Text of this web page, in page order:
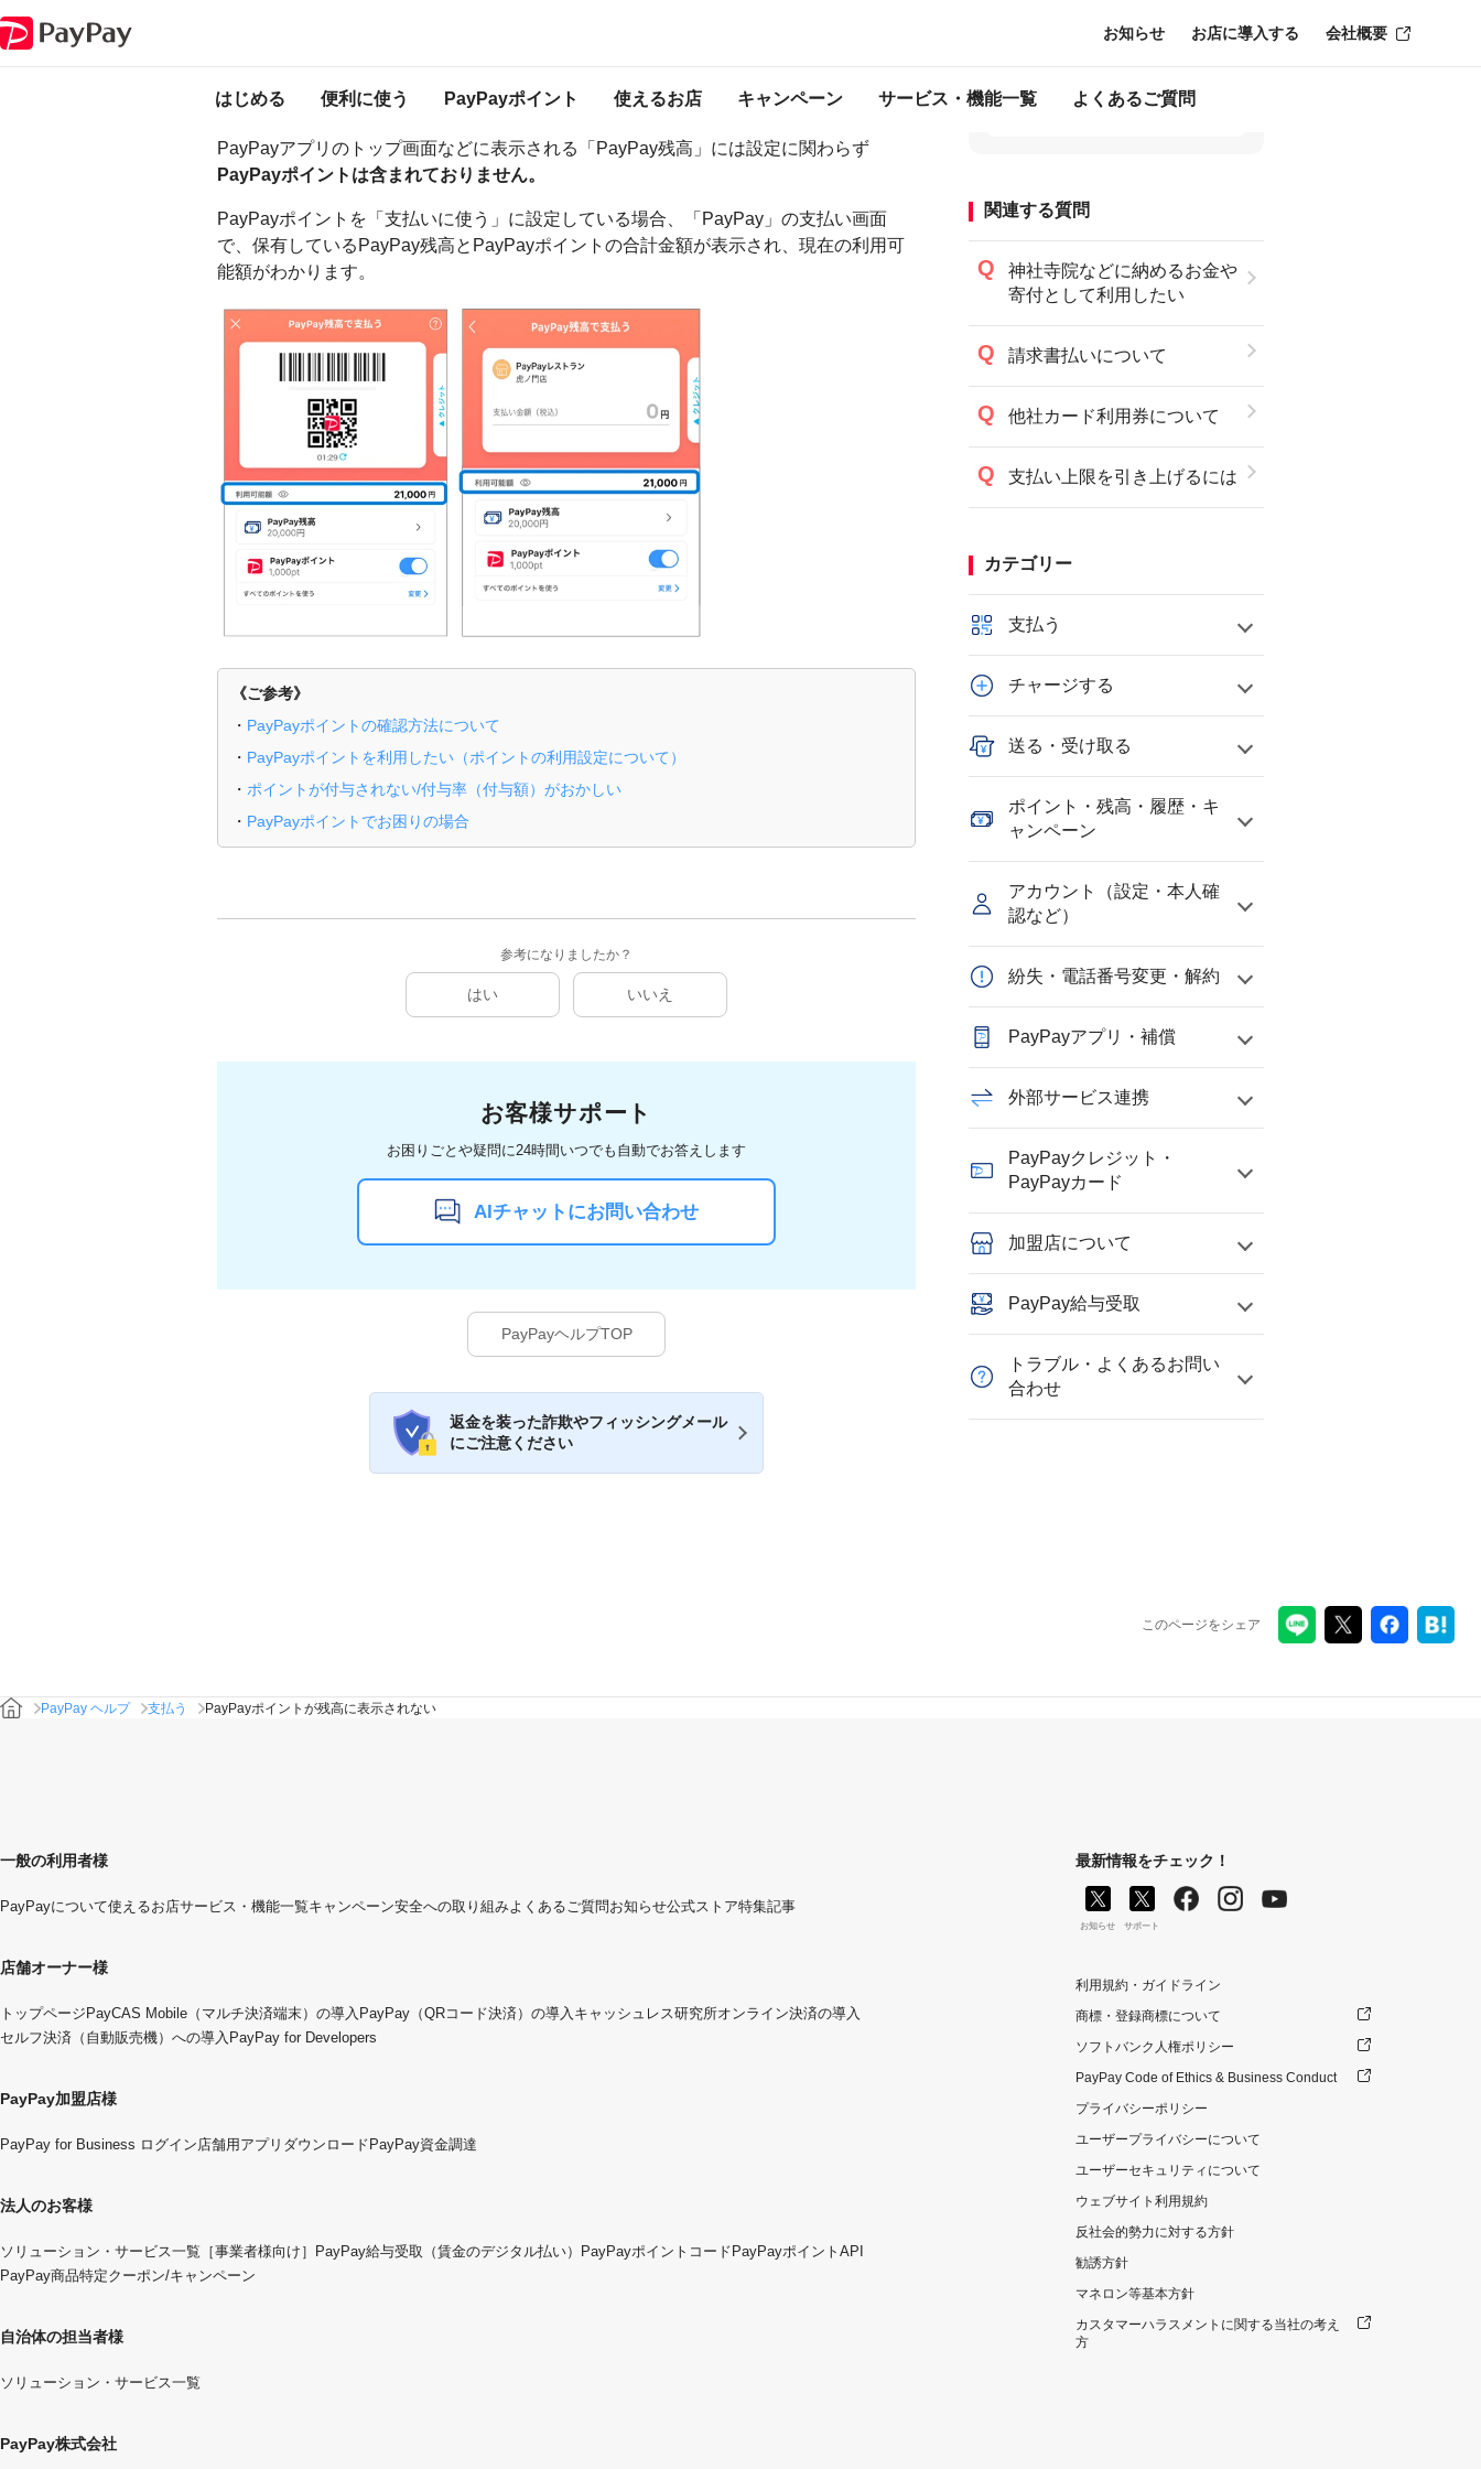
はじめる 便利に使う PayPayポイント 使えるお店 キャンペーン サービス・機能一覧 よくあるご質問
お知らせ お店に導入する 会社概要
PayPayポイントが残高に表示されない
PayPayアプリのトップ画面などに表示される「PayPay残高」には設定に関わらず
PayPayポイントは含まれておりません。
PayPayポイントを「支払いに使う」に設定している場合、「PayPay」の支払い画面
で、保有しているPayPay残高とPayPayポイントの合計金額が表示され、現在の利用可
能額がわかります。
《ご参考》
・ PayPayポイントの確認方法について
・ PayPayポイントを利用したい（ポイントの利用設定について）
・ ポイントが付与されない/付与率（付与額）がおかしい
・ PayPayポイントでお困りの場合
参考になりましたか？
はい いいえ
お客様サポート
お困りごとや疑問に24時間いつでも自動でお答えします
AIチャットにお問い合わせ
PayPayヘルプTOP
返金を装った詐欺やフィッシングメール
にご注意ください
関連する質問
神社寺院などに納めるお金や
寄付として利用したい
請求書払いについて
他社カード利用券について
支払い上限を引き上げるには
カテゴリー
支払う
チャージする
送る・受け取る
ポイント・残高・履歴・キ
ャンペーン
アカウント（設定・本人確
認など）
紛失・電話番号変更・解約
PayPayアプリ・補償
外部サービス連携
PayPayクレジット・
PayPayカード
加盟店について
PayPay給与受取
トラブル・よくあるお問い
合わせ
このページをシェア
PayPay ヘルプ 支払う PayPayポイントが残高に表示されない
一般の利用者様
PayPayについて使えるお店サービス・機能一覧キャンペーン安全への取り組みよくあるご質問お知らせ公式ストア特集記事
店舗オーナー様
トップページ PayCAS Mobile（マルチ決済端末）の導入 PayPay（QRコード決済）の導入 キャッシュレス研究所オンライン決済の導入
セルフ決済（自動販売機）への導入 PayPay for Developers
PayPay加盟店様
PayPay for Business ログイン店舗用アプリダウンロード PayPay資金調達
法人のお客様
ソリューション・サービス一覧 ［事業者様向け］PayPay給与受取（賃金のデジタル払い） PayPayポイントコード PayPayポイントAPI
PayPay商品特定クーポン/キャンペーン
自治体の担当者様
ソリューション・サービス一覧
PayPay株式会社
最新情報をチェック！
お知らせ サポート
利用規約・ガイドライン
商標・登録商標について
ソフトバンク人権ポリシー
PayPay Code of Ethics & Business Conduct
プライバシーポリシー
ユーザープライバシーについて
ユーザーセキュリティについて
ウェブサイト利用規約
反社会的勢力に対する方針
勧誘方針
マネロン等基本方針
カスタマーハラスメントに関する当社の考え
方